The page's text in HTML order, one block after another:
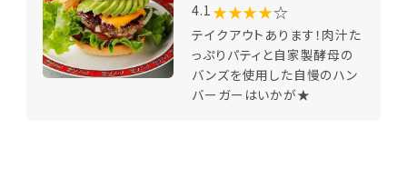
4.1 ★★★★☆
テイクアウトあります！肉汁た
っぷりパティと自家製酵母の
バンズを使用した自慢のハン
バーガーはいかが★